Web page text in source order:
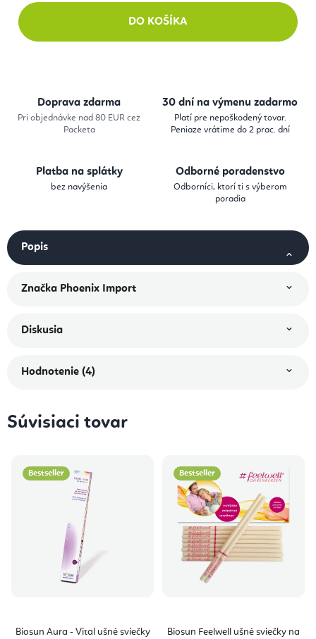
DO KOŠÍKA
Doprava zdarma
Pri objednávke nad 80 EUR cez
Packeta
30 dní na výmenu zadarmo
Platí pre nepoškodený tovar.
Peniaze vrátime do 2 prac. dní
Platba na splátky
bez navýšenia
Odborné poradenstvo
Odborníci, ktorí ti s výberom
poradia
Popis
Značka Phoenix Import
Diskusia
Hodnotenie (4)
Súvisiaci tovar
Bestseller
Biosun Aura - Vital ušné sviečky
Bestseller
Biosun Feelwell ušné sviečky na